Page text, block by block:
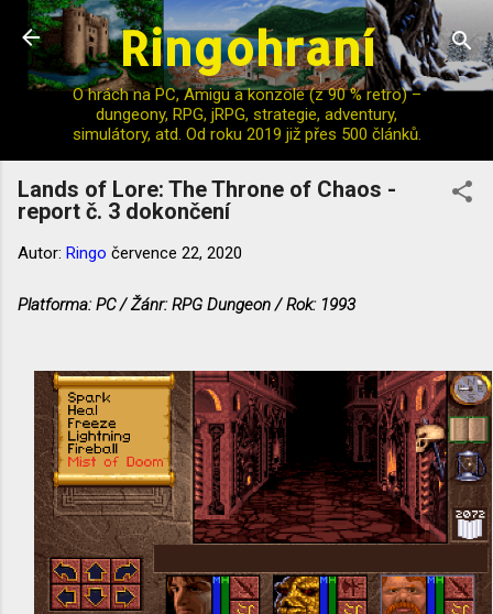
Přeskočit na hlavní obsah
Ringohraní
O hrách na PC, Amigu a konzole (z 90 % retro) –
dungeony, RPG, jRPG, strategie, adventury,
simulátory, atd. Od roku 2019 již přes 500 článků.
Lands of Lore: The Throne of Chaos -
report č. 3 dokončení
Autor: Ringo července 22, 2020
Platforma: PC / Žánr: RPG Dungeon / Rok: 1993